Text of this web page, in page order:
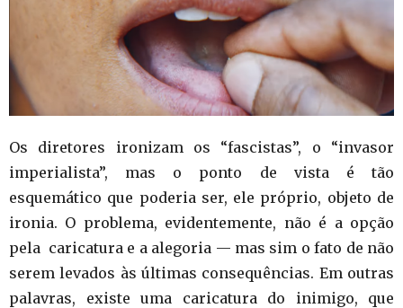
Os diretores ironizam os “fascistas”, o “invasor
imperialista”, mas o ponto de vista é tão
esquemático que poderia ser, ele próprio, objeto de
ironia. O problema, evidentemente, não é a opção
pela caricatura e a alegoria — mas sim o fato de não
serem levados às últimas consequências. Em outras
palavras, existe uma caricatura do inimigo, que